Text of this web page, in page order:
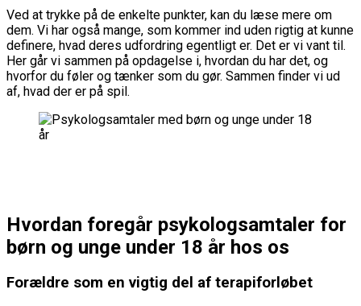
Ved at trykke på de enkelte punkter, kan du læse mere om
dem. Vi har også mange, som kommer ind uden rigtig at kunne
definere, hvad deres udfordring egentligt er. Det er vi vant til.
Her går vi sammen på opdagelse i, hvordan du har det, og
hvorfor du føler og tænker som du gør. Sammen finder vi ud
af, hvad der er på spil.
Hvordan foregår psykologsamtaler for
børn og unge under 18 år hos os
Forældre som en vigtig del af terapiforløbet